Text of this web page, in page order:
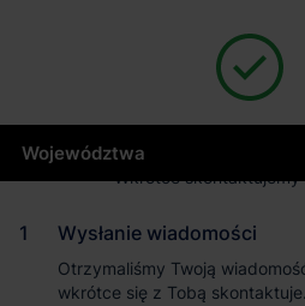
500
Województwa
Masz pytania
Opowiedz nam o swoich
Dziękujemy za
Wkrótce skontaktujemy
Wysłanie wiadomości
Otrzymaliśmy Twoją
wkrótce się z Tobą skontaktuje.